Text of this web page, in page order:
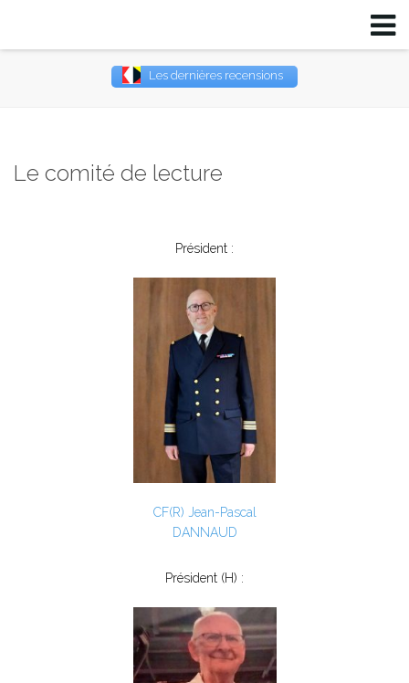
Les dernières recensions
Le comité de lecture
Président :
CF(R) Jean-Pascal
DANNAUD
Président (H) :